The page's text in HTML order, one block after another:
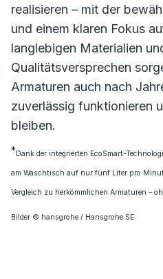
realisieren – mit der
und einem klaren Fokus
langlebigen Materialien
Qualitätsversprechen
Armaturen auch nach
zuverlässig funktionieren
bleiben.
*Dank der integrierten EcoSmart-
am Waschtisch auf nur fünf Liter pro
Vergleich zu herkömmlichen Armaturen –
Bilder © hansgrohe / Hansgrohe SE